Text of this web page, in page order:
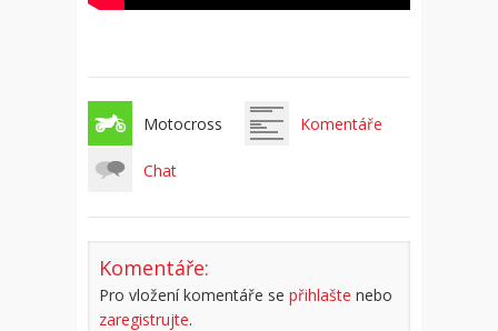
Motocross Komentáře
Chat
Komentáře:
Pro vložení komentáře se přihlašte nebo
zaregistrujte.